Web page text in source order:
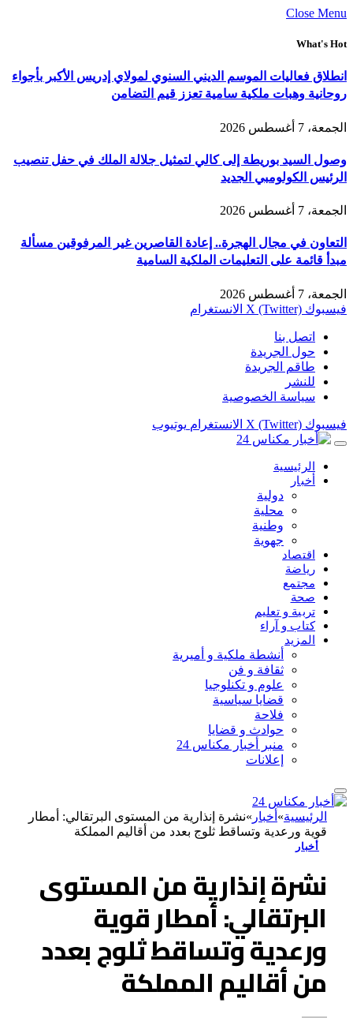
Close Menu
What's Hot
انطلاق فعاليات الموسم الديني السنوي لمولاي إدريس الأكبر بأجواء
روحانية وهبات ملكية سامية تعزز قيم التضامن
الجمعة، 7 أغسطس 2026
وصول السيد بوريطة إلى كالي لتمثيل جلالة الملك في حفل تنصيب
الرئيس الكولومبي الجديد
الجمعة، 7 أغسطس 2026
التعاون في مجال الهجرة.. إعادة القاصرين غير المرفوقين مسألة
مبدأ قائمة على التعليمات الملكية السامية
الجمعة، 7 أغسطس 2026
فيسبوك X (Twitter) الانستغرام
اتصل بنا
حول الجريدة
طاقم الجريدة
للنشر
سياسة الخصوصية
فيسبوك X (Twitter) الانستغرام يوتيوب
الرئيسية
أخبار
دولية
محلية
وطنية
جهوية
اقتصاد
رياضة
مجتمع
صحة
تربية و تعليم
كتاب و آراء
المزيد
أنشطة ملكية و أميرية
ثقافة و فن
علوم و تكنلوجيا
قضايا سياسية
فلاحة
حوادث و قضايا
منبر أخبار مكناس 24
إعلانات
الرئيسية» أخبار »نشرة إنذارية من المستوى البرتقالي: أمطار
قوية ورعدية وتساقط ثلوج بعدد من أقاليم المملكة
أخبار
نشرة إنذارية من المستوى
البرتقالي: أمطار قوية
ورعدية وتساقط ثلوج بعدد
من أقاليم المملكة